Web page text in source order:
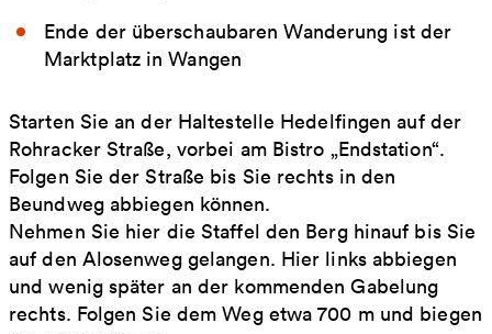
Ende der überschaubaren Wanderung ist der
Marktplatz in Wangen
Starten Sie an der Haltestelle Hedelfingen auf der
Rohracker Straße, vorbei am Bistro „Endstation“.
Folgen Sie der Straße bis Sie rechts in den
Beundweg abbiegen können.
Nehmen Sie hier die Staffel den Berg hinauf bis Sie
auf den Alosenweg gelangen. Hier links abbiegen
und wenig später an der kommenden Gabelung
rechts. Folgen Sie dem Weg etwa 700 m und biegen